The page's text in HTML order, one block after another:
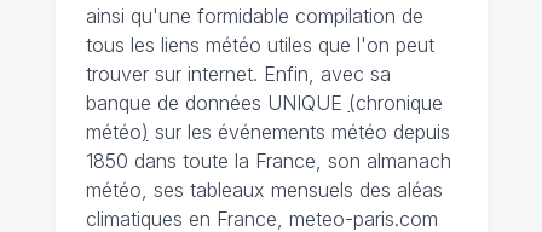
ainsi qu'une formidable compilation de
tous les liens météo utiles que l'on peut
trouver sur internet. Enfin, avec sa
banque de données UNIQUE (chronique
météo) sur les événements météo depuis
1850 dans toute la France, son almanach
météo, ses tableaux mensuels des aléas
climatiques en France, meteo-paris.com